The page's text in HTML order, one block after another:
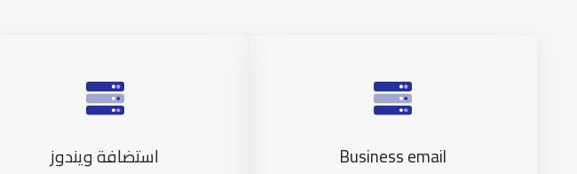
استضافة ويندوز Business email